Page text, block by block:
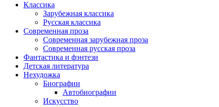
Классика
Зарубежная классика
Русская классика
Современная проза
Современная зарубежная проза
Современная русская проза
Фантастика и фэнтези
Детская литература
Нехудожка
Биографии
Автобиографии
Искусство